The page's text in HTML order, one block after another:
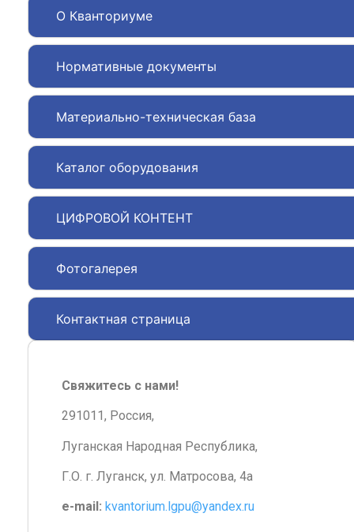
О Кванториуме
Нормативные документы
Материально-техническая база
Каталог оборудования
ЦИФРОВОЙ КОНТЕНТ
Фотогалерея
Контактная страница
Свяжитесь с нами!
291011, Россия,
Луганская Народная Республика,
Г.О. г. Луганск, ул. Матросова, 4а
e-mail: kvantorium.lgpu@yandex.ru